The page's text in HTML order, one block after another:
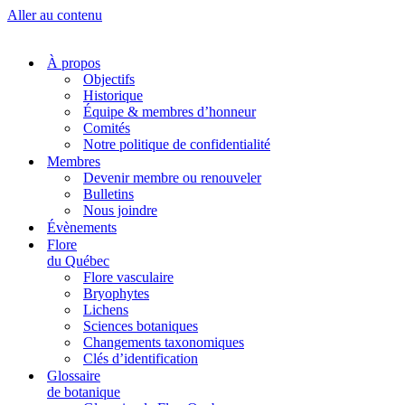
Aller au contenu
À propos
Objectifs
Historique
Équipe & membres d’honneur
Comités
Notre politique de confidentialité
Membres
Devenir membre ou renouveler
Bulletins
Nous joindre
Évènements
Flore
du Québec
Flore vasculaire
Bryophytes
Lichens
Sciences botaniques
Changements taxonomiques
Clés d’identification
Glossaire
de botanique